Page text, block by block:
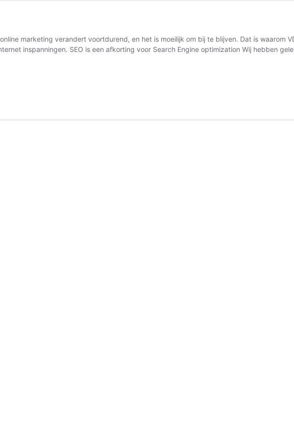
marketing verandert voortdurend, en het is moeilijk om bij te blijven. Dat is waarom
inspanningen. SEO is een afkorting voor Search Engine optimization Wij hebben